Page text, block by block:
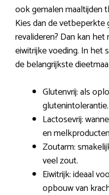
ook gemalen maaltijden
Kies dan de
revalideren? Dan kan
eiwitrijke voeding. In het
de belangrijkste
Glutenvrij: als
glutenintolerantie.
Lactosevrij:
en
Zoutarm:
veel zout.
Eiwitrijk: ideaal
opbouw van